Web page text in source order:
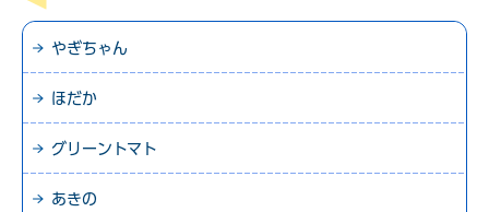
やぎちゃん
ほだか
グリーントマト
あきの